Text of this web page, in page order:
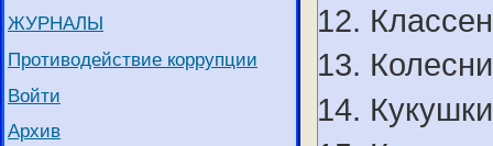
ЖУРНАЛЫ
Противодействие коррупции
Войти
Архив